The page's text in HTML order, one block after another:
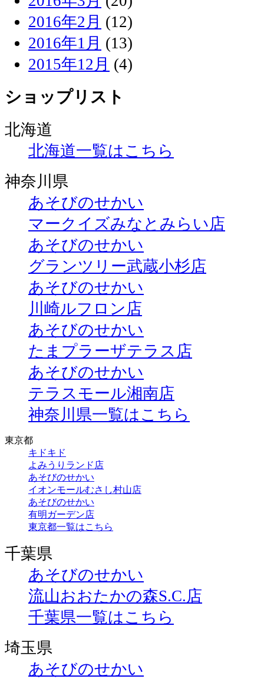
2016年2月 (12)
2016年1月 (13)
2015年12月 (4)
ショップリスト
北海道
北海道一覧はこちら
神奈川県
あそびのせかい
マークイズみなとみらい店
あそびのせかい
グランツリー武蔵小杉店
あそびのせかい
川崎ルフロン店
あそびのせかい
たまプラーザテラス店
あそびのせかい
テラスモール湘南店
神奈川県一覧はこちら
東京都
キドキド
よみうりランド店
あそびのせかい
イオンモールむさし村山店
あそびのせかい
有明ガーデン店
東京都一覧はこちら
千葉県
あそびのせかい
流山おおたかの森S.C.店
千葉県一覧はこちら
埼玉県
あそびのせかい